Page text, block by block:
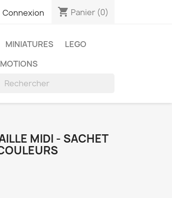
Connexion shopping_cart Panier (0)
MINIATURES
LEGO
MIDI - SACHET